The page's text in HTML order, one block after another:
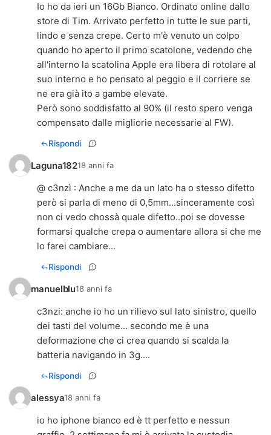
Io ho da ieri un 16Gb Bianco. Ordinato online dallo
store di Tim. Arrivato perfetto in tutte le sue parti,
lindo e senza crepe. Certo m'è venuto un colpo
quando ho aperto il primo scatolone, vedendo che
all'interno la scatolina Apple era libera di rotolare al
suo interno e ho pensato al peggio e il corriere se
ne era già ito a gambe elevate.
Però sono soddisfatto al 90% (il resto spero venga
compensato dalle migliorie necessarie al FW).
Rispondi
Laguna18218 anni fa
@ c3nzì : Anche a me da un lato ha o stesso difetto
però si parla di meno di 0,5mm...sinceramente così
non ci vedo chossà quale difetto..poi se dovesse
formarsi qualche crepa o aumentare allora si che me
lo farei cambiare...
Rispondi
manuelblu18 anni fa
c3nzi: anche io ho un rilievo sul lato sinistro, quello
dei tasti del volume... secondo me è una
deformazione che ci crea quando si scalda la
batteria navigando in 3g....
Rispondi
alessya18 anni fa
io ho iphone bianco ed è tt perfetto e nessun